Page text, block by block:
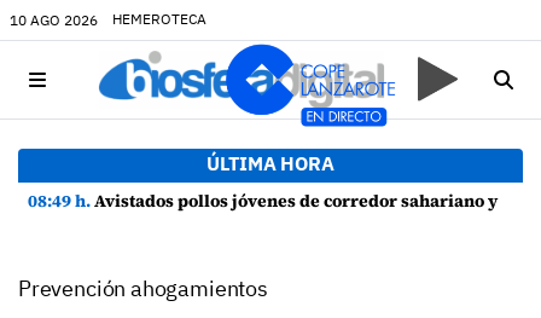
10 AGO 2026 HEMEROTECA
ÚLTIMA HORA
08:49 h.Avistados pollos jóvenes de corredor sahariano y episodios de cortejo de hubara cerca del rally de Lanzarote
Prevención ahogamientos